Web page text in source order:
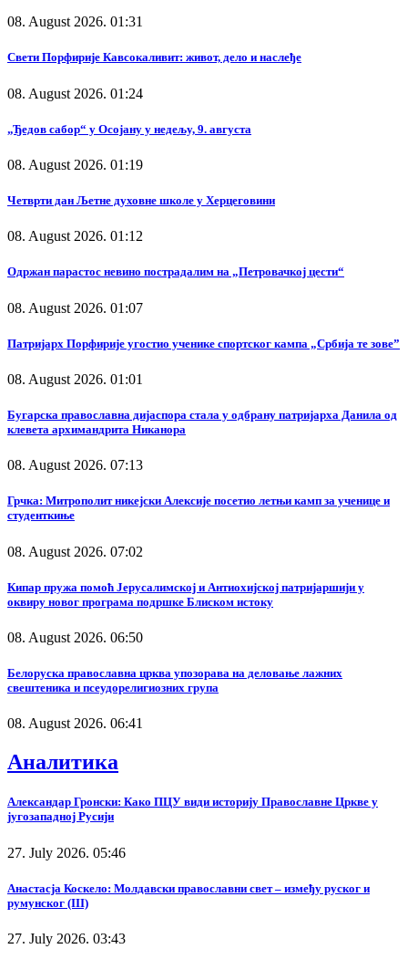
08. August 2026. 01:31
Свети Порфирије Кавсокаливит: живот, дело и наслеђе
08. August 2026. 01:24
„Ђедов сабор“ у Осојану у недељу, 9. августа
08. August 2026. 01:19
Четврти дан Љетне духовне школе у Херцеговини
08. August 2026. 01:12
Одржан парастос невино пострадалим на „Петровачкој цести“
08. August 2026. 01:07
Патријарх Порфирије угостио ученике спортског кампа „Србија те зове”
08. August 2026. 01:01
Бугарска православна дијаспора стала у одбрану патријарха Данила од
клевета архимандрита Никанора
08. August 2026. 07:13
Грчка: Митрополит никејски Алексије посетио летњи камп за ученице и
студенткиње
08. August 2026. 07:02
Кипар пружа помоћ Јерусалимској и Антиохијској патријаршији у
оквиру новог програма подршке Блиском истоку
08. August 2026. 06:50
Белоруска православна црква упозорава на деловање лажних
свештеника и псеудорелигиозних група
08. August 2026. 06:41
Аналитика
Александар Гронски: Како ПЦУ види историју Православне Цркве у
југозападној Русији
27. July 2026. 05:46
Анастасја Коскело: Молдавски православни свет – између руског и
румунског (III)
27. July 2026. 03:43